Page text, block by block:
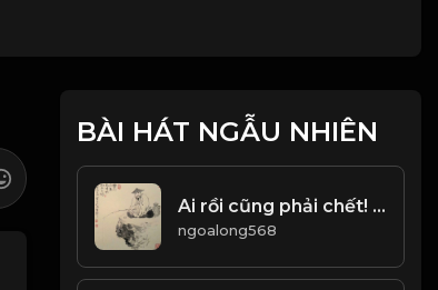
BÀI HÁT NGẪU NHIÊN
Ai rồi cũng phải chết! & Đạo
ngoalong568